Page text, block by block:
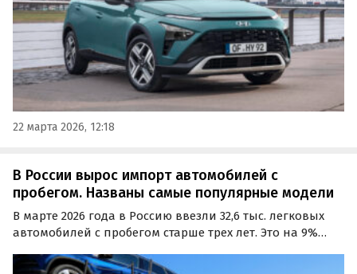
22 марта 2026, 12:18
В России вырос импорт автомобилей с
пробегом. Названы самые популярные модели
В марте 2026 года в Россию ввезли 32,6 тыс. легковых
автомобилей с пробегом старше трех лет. Это на 9%
машин, сообщил автоэксперт Сергей Целиков в своем